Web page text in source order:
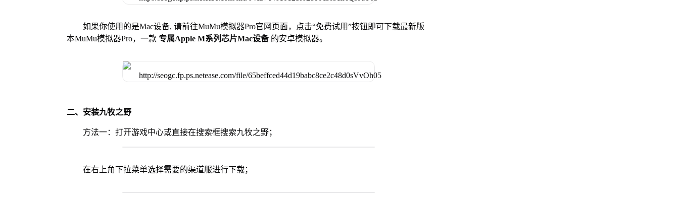
如果你使用的是Mac设备, 请前往MuMu模拟器Pro官网页面，点击“免费试用”按钮即可下载最新版
本MuMu模拟器Pro，一款 专属Apple M系列芯片Mac设备 的安卓模拟器。
二、安装九牧之野
方法一：打开游戏中心或直接在搜索框搜索九牧之野；
在右上角下拉菜单选择需要的渠道服进行下载；